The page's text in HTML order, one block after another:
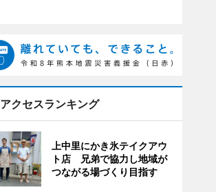
アクセスランキング
上中里にかき氷テイクアウ
ト店 兄弟で協力し地域が
つながる場づくり目指す